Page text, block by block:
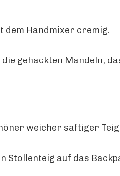
dem Handmixer cremig.
gehackten Mandeln,
weicher saftiger Teig.
Stollenteig auf das